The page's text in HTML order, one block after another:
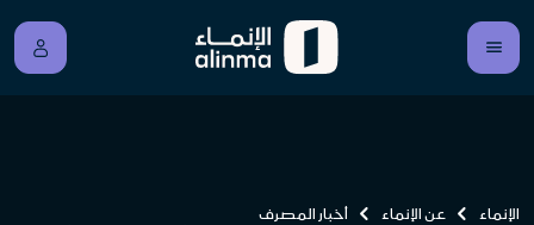
الإنماء عن الإنماء
أخبار المصرف